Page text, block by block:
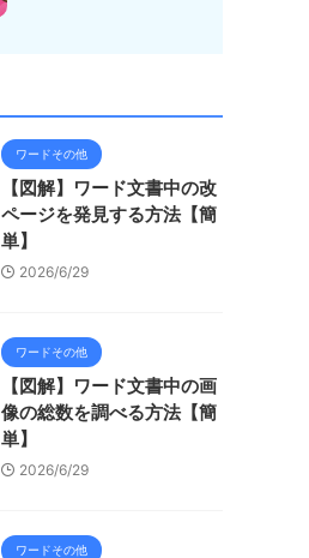
ワードその他
【図解】ワード文書中の改
ページを発見する方法【簡
単】
2026/6/29
ワードその他
【図解】ワード文書中の画
像の総数を調べる方法【簡
単】
2026/6/29
ワードその他